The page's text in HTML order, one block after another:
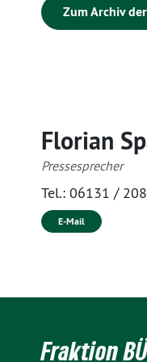
Zum Archiv
Florian
Pressesprecher
Tel.: 06131 /
E-Mail
Fraktion